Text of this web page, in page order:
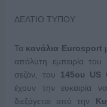
ΔΕΛΤΙΟ ΤΥΠΟΥ
Τα κανάλια Eurosport
απόλυτη εμπειρία
σεζόν, του 145oυ US
έχουν την ευκαιρία
διεξάγεται από την